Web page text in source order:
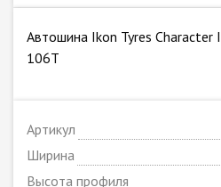
Автошина Ikon Tyres Character
106T
Артикул
Ширина
Высота профиля